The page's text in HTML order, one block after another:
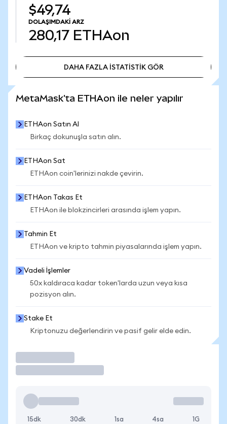
$49,74
DOLAŞIMDAKI ARZ
280,17 ETHAon
DAHA FAZLA İSTATİSTİK GÖR
MetaMask'ta ETHAon ile neler yapılır
ETHAon Satın Al
Birkaç dokunuşla satın alın.
ETHAon Sat
ETHAon coin'lerinizi nakde çevirin.
ETHAon Takas Et
ETHAon ile blokzincirleri arasında işlem yapın.
Tahmin Et
ETHAon ve kripto tahmin piyasalarında işlem yapın.
Vadeli İşlemler
50x kaldıraca kadar token'larda uzun veya kısa
pozisyon alın.
Stake Et
Kriptonuzu değerlendirin ve pasif gelir elde edin.
15dk 30dk 1sa 4sa 1G